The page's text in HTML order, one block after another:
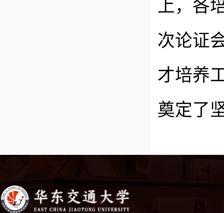
上，各
次论证
才培养
奠定了